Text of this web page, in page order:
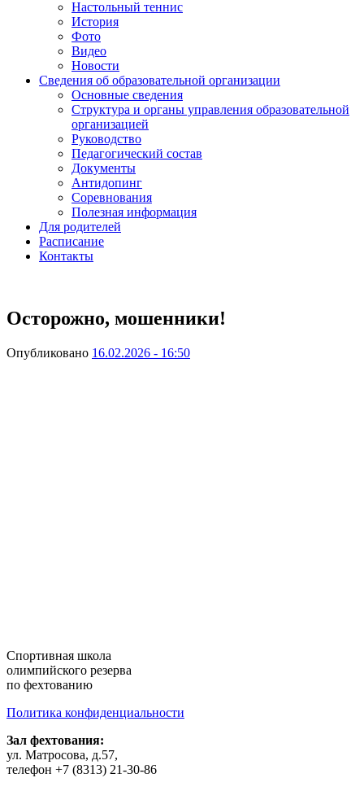
Настольный теннис
История
Фото
Видео
Новости
Сведения об образовательной организации
Основные сведения
Структура и органы управления образовательной
организацией
Руководство
Педагогический состав
Документы
Антидопинг
Соревнования
Полезная информация
Для родителей
Расписание
Контакты
Осторожно, мошенники!
Опубликовано 16.02.2026 - 16:50
Cпортивная школа
олимпийского резерва
по фехтованию
Политика конфиденциальности
Зал фехтования:
ул. Матросова, д.57,
телефон +7 (8313) 21-30-86